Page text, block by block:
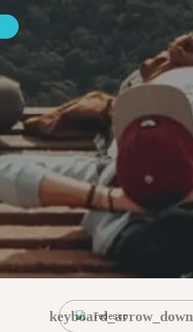
Tedesco
keyboard_arrow_down